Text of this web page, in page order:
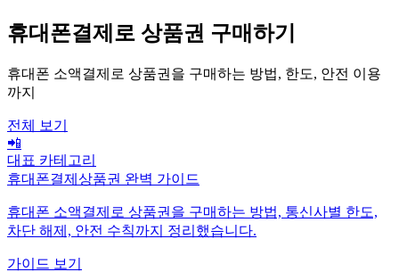
휴대폰결제로 상품권 구매하기
휴대폰 소액결제로 상품권을 구매하는 방법, 한도, 안전 이용
까지
전체 보기
📲
대표 카테고리
휴대폰결제상품권 완벽 가이드
휴대폰 소액결제로 상품권을 구매하는 방법, 통신사별 한도,
차단 해제, 안전 수칙까지 정리했습니다.
가이드 보기